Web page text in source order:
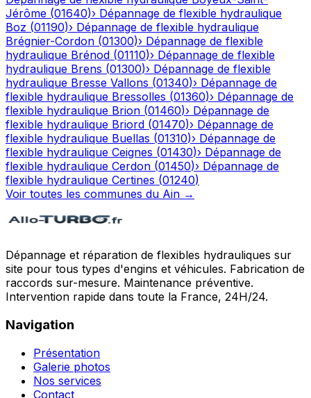
Jérôme (01640)› Dépannage de flexible hydraulique
Boz (01190)› Dépannage de flexible hydraulique
Brégnier-Cordon (01300)› Dépannage de flexible
hydraulique Brénod (01110)› Dépannage de flexible
hydraulique Brens (01300)› Dépannage de flexible
hydraulique Bresse Vallons (01340)› Dépannage de
flexible hydraulique Bressolles (01360)› Dépannage de
flexible hydraulique Brion (01460)› Dépannage de
flexible hydraulique Briord (01470)› Dépannage de
flexible hydraulique Buellas (01310)› Dépannage de
flexible hydraulique Ceignes (01430)› Dépannage de
flexible hydraulique Cerdon (01450)› Dépannage de
flexible hydraulique Certines (01240)
Voir toutes les communes du Ain →
Dépannage et réparation de flexibles hydrauliques sur
site pour tous types d'engins et véhicules. Fabrication de
raccords sur-mesure. Maintenance préventive.
Intervention rapide dans toute la France, 24H/24.
Navigation
Présentation
Galerie photos
Nos services
Contact